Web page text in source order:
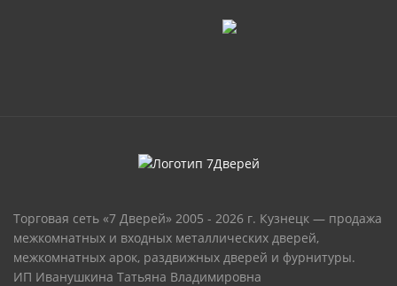
Торговая сеть «7 Дверей» 2005 - 2026 г. Кузнецк — продажа
межкомнатных и входных металлических дверей,
межкомнатных арок, раздвижных дверей и фурнитуры.
ИП Иванушкина Татьяна Владимировна